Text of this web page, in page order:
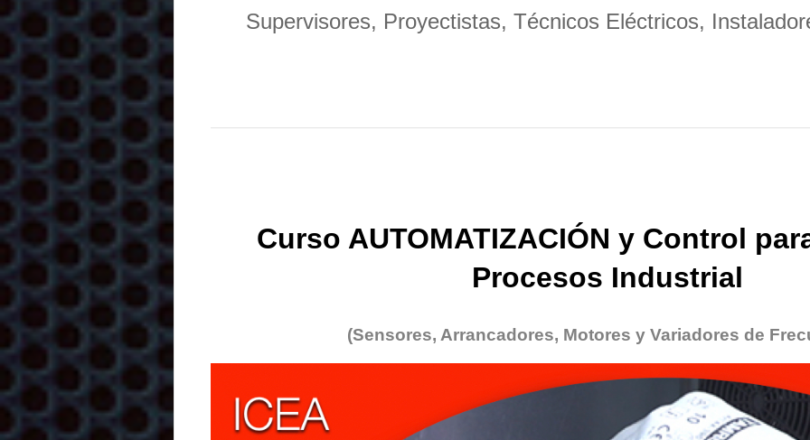
Supervisores, Proyectistas, Técnicos Eléctricos,
Curso AUTOMATIZACIÓN y Control
Procesos Industrial
(Sensores, Arrancadores, Motores y Variadores de